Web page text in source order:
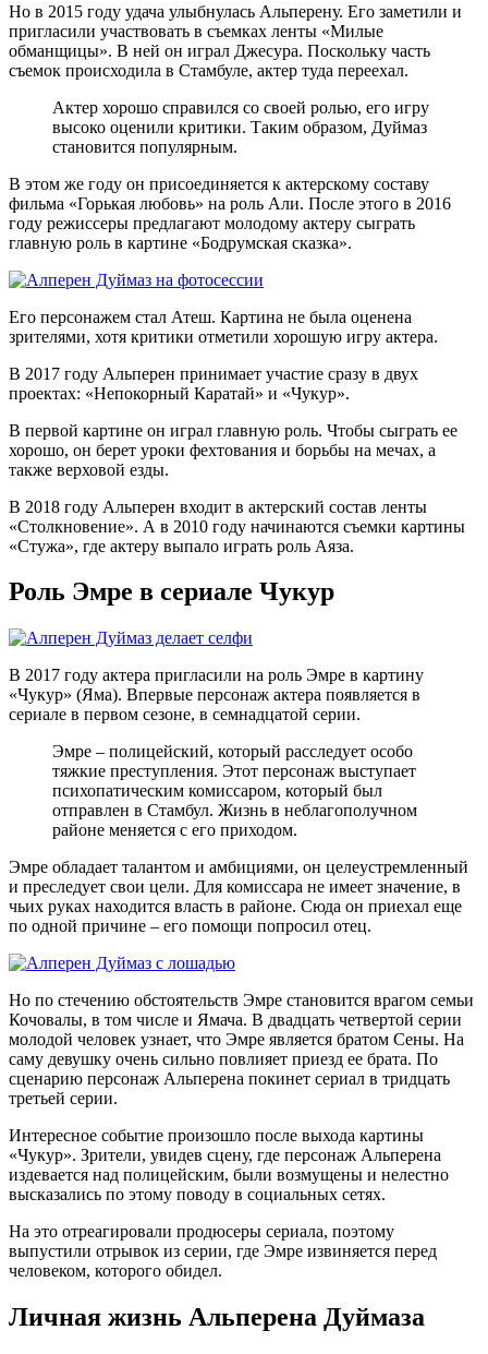
Но в 2015 году удача улыбнулась Альперену. Его заметили и
пригласили участвовать в съемках ленты «Милые
обманщицы». В ней он играл Джесура. Поскольку часть
съемок происходила в Стамбуле, актер туда переехал.
Актер хорошо справился со своей ролью, его игру
высоко оценили критики. Таким образом, Дуймаз
становится популярным.
В этом же году он присоединяется к актерскому составу
фильма «Горькая любовь» на роль Али. После этого в 2016
году режиссеры предлагают молодому актеру сыграть
главную роль в картине «Бодрумская сказка».
Его персонажем стал Атеш. Картина не была оценена
зрителями, хотя критики отметили хорошую игру актера.
В 2017 году Альперен принимает участие сразу в двух
проектах: «Непокорный Каратай» и «Чукур».
В первой картине он играл главную роль. Чтобы сыграть ее
хорошо, он берет уроки фехтования и борьбы на мечах, а
также верховой езды.
В 2018 году Альперен входит в актерский состав ленты
«Столкновение». А в 2010 году начинаются съемки картины
«Стужа», где актеру выпало играть роль Аяза.
Роль Эмре в сериале Чукур
В 2017 году актера пригласили на роль Эмре в картину
«Чукур» (Яма). Впервые персонаж актера появляется в
сериале в первом сезоне, в семнадцатой серии.
Эмре – полицейский, который расследует особо
тяжкие преступления. Этот персонаж выступает
психопатическим комиссаром, который был
отправлен в Стамбул. Жизнь в неблагополучном
районе меняется с его приходом.
Эмре обладает талантом и амбициями, он целеустремленный
и преследует свои цели. Для комиссара не имеет значение, в
чьих руках находится власть в районе. Сюда он приехал еще
по одной причине – его помощи попросил отец.
Но по стечению обстоятельств Эмре становится врагом семьи
Кочовалы, в том числе и Ямача. В двадцать четвертой серии
молодой человек узнает, что Эмре является братом Сены. На
саму девушку очень сильно повлияет приезд ее брата. По
сценарию персонаж Альперена покинет сериал в тридцать
третьей серии.
Интересное событие произошло после выхода картины
«Чукур». Зрители, увидев сцену, где персонаж Альперена
издевается над полицейским, были возмущены и нелестно
высказались по этому поводу в социальных сетях.
На это отреагировали продюсеры сериала, поэтому
выпустили отрывок из серии, где Эмре извиняется перед
человеком, которого обидел.
Личная жизнь Альперена Дуймаза